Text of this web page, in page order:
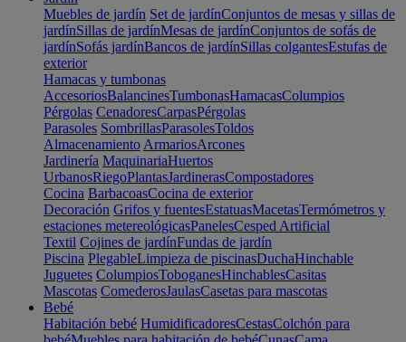
Muebles de jardín Set de jardínConjuntos de mesas y sillas de
jardínSillas de jardínMesas de jardínConjuntos de sofás de
jardínSofás jardínBancos de jardínSillas colgantesEstufas de
exterior
Hamacas y tumbonas
AccesoriosBalancinesTumbonasHamacasColumpios
Pérgolas CenadoresCarpasPérgolas
Parasoles SombrillasParasolesToldos
Almacenamiento ArmariosArcones
Jardinería MaquinariaHuertos
UrbanosRiegoPlantasJardinerasCompostadores
Cocina BarbacoasCocina de exterior
Decoración Grifos y fuentesEstatuasMacetasTermómetros y
estaciones metereológicasPanelesCesped Artificial
Textil Cojines de jardínFundas de jardín
Piscina PlegableLimpieza de piscinasDuchaHinchable
Juguetes ColumpiosToboganesHinchablesCasitas
Mascotas ComederosJaulasCasetas para mascotas
Bebé
Habitación bebé HumidificadoresCestasColchón para